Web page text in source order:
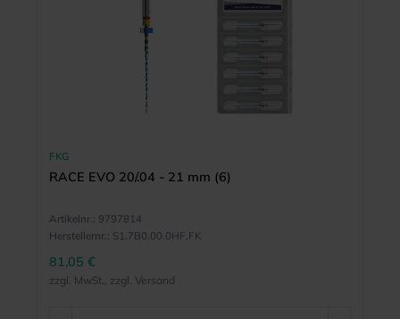
FKG
RACE EVO 20/.04 - 21 mm (6)
Artikelnr.: 9797814
Herstellernr.: S1.7B0.00.0HF.FK
81,05 €
zzgl. MwSt., zzgl. Versand